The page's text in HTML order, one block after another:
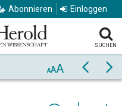
Abonnieren Einloggen
SUCHEN
AAA Zurück